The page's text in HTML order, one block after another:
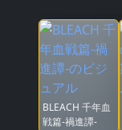
BLEACH 千年血
戦篇-禍進譚-